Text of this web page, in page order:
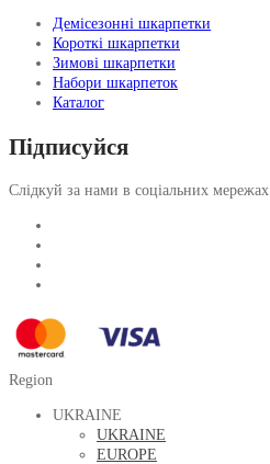
Демісезонні шкарпетки
Короткі шкарпетки
Зимові шкарпетки
Набори шкарпеток
Каталог
Підписуйся
Слідкуй за нами в соціальних мережах
Region
UKRAINE
UKRAINE
EUROPE